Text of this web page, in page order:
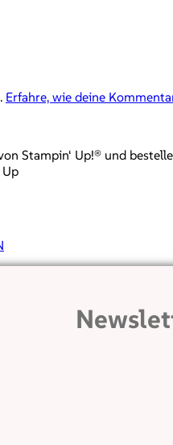
Erfahre, wie deine
Stampin‘ Up!® und
Up